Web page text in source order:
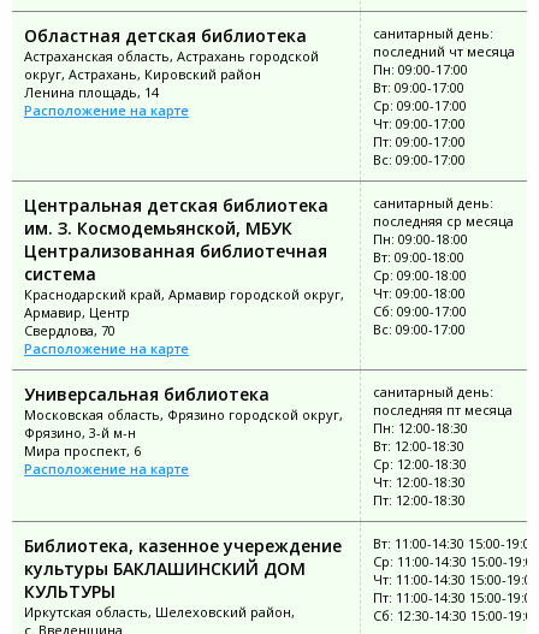
Областная детская библиотека
Астраханская область, Астрахань городской
округ, Астрахань, Кировский район
Ленина площадь, 14
Расположение на карте
санитарный день:
последний чт месяца
Пн: 09:00-17:00
Вт: 09:00-17:00
Ср: 09:00-17:00
Чт: 09:00-17:00
Пт: 09:00-17:00
Вс: 09:00-17:00
Центральная детская библиотека
им. З. Космодемьянской, МБУК
Централизованная библиотечная
система
Краснодарский край, Армавир городской округ,
Армавир, Центр
Свердлова, 70
Расположение на карте
санитарный день:
последняя ср месяца
Пн: 09:00-18:00
Вт: 09:00-18:00
Ср: 09:00-18:00
Чт: 09:00-18:00
Сб: 09:00-17:00
Вс: 09:00-17:00
Универсальная библиотека
Московская область, Фрязино городской округ,
Фрязино, 3-й м-н
Мира проспект, 6
Расположение на карте
санитарный день:
последняя пт месяца
Пн: 12:00-18:30
Вт: 12:00-18:30
Ср: 12:00-18:30
Чт: 12:00-18:30
Пт: 12:00-18:30
Библиотека, казенное учереждение
культуры БАКЛАШИНСКИЙ ДОМ
КУЛЬТУРЫ
Иркутская область, Шелеховский район,
с. Введенщина
Вт: 11:00-14:30 15:00-19:00
Ср: 11:00-14:30 15:00-19:00
Чт: 11:00-14:30 15:00-19:00
Пт: 11:00-14:30 15:00-19:00
Сб: 12:30-14:30 15:00-19:00